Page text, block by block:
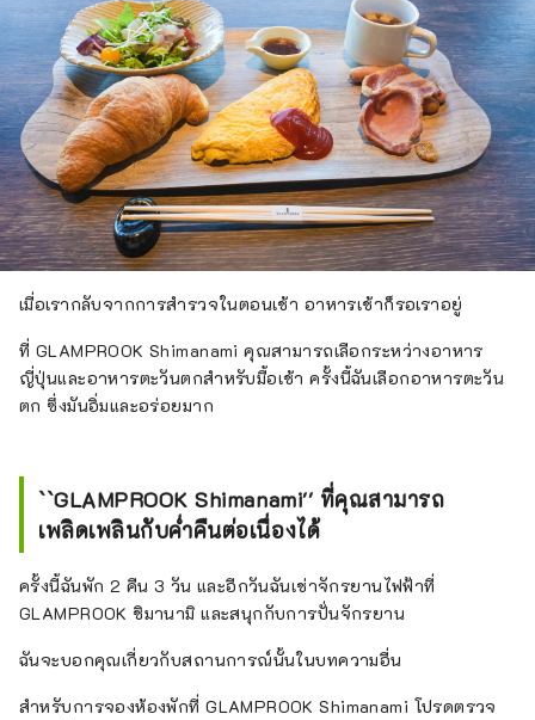
เมื่อเรากลับจากการสำรวจในตอนเช้า อาหารเช้าก็รอเราอยู่
ที่ GLAMPROOK Shimanami คุณสามารถเลือกระหว่างอาหาร
ญี่ปุ่นและอาหารตะวันตกสำหรับมื้อเช้า ครั้งนี้ฉันเลือกอาหารตะวัน
ตก ซึ่งมันอิ่มและอร่อยมาก
``GLAMPROOK Shimanami'' ที่คุณสามารถ
เพลิดเพลินกับค่ำคืนต่อเนื่องได้
ครั้งนี้ฉันพัก 2 คืน 3 วัน และอีกวันฉันเช่าจักรยานไฟฟ้าที่
GLAMPROOK ชิมานามิ และสนุกกับการปั่นจักรยาน
ฉันจะบอกคุณเกี่ยวกับสถานการณ์นั้นในบทความอื่น
สำหรับการจองห้องพักที่ GLAMPROOK Shimanami โปรดตรวจ